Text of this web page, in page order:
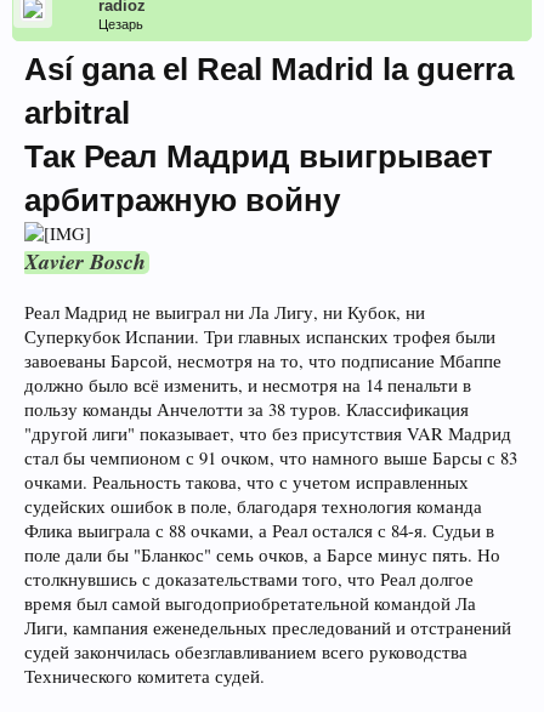
radioz
Цезарь
Así gana el Real Madrid la guerra
arbitral
Так Реал Мадрид выигрывает
арбитражную войну
Xavier Bosch
Реал Мадрид не выиграл ни Ла Лигу, ни Кубок, ни
Суперкубок Испании. Три главных испанских трофея были
завоеваны Барсой, несмотря на то, что подписание Мбаппе
должно было всё изменить, и несмотря на 14 пенальти в
пользу команды Анчелотти за 38 туров. Классификация
"другой лиги" показывает, что без присутствия VAR Мадрид
стал бы чемпионом с 91 очком, что намного выше Барсы с 83
очками. Реальность такова, что с учетом исправленных
судейских ошибок в поле, благодаря технология команда
Флика выиграла с 88 очками, а Реал остался с 84-я. Судьи в
поле дали бы "Бланкос" семь очков, а Барсе минус пять. Но
столкнувшись с доказательствами того, что Реал долгое
время был самой выгодоприобретательной командой Ла
Лиги, кампания еженедельных преследований и отстранений
судей закончилась обезглавливанием всего руководства
Технического комитета судей.